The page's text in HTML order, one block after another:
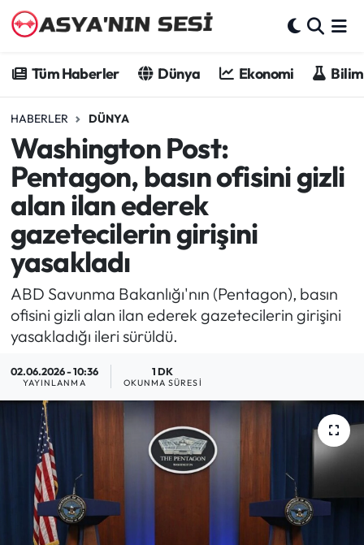
Tüm Haberler Dünya Ekonomi
HABERLER DÜNYA
Washington Post:
Pentagon, basın ofisini gizli
alan ilan ederek
gazetecilerin girişini
yasakladı
ABD Savunma Bakanlığı'nın (Pentagon), basın
ofisini gizli alan ilan ederek gazetecilerin girişini
yasakladığı ileri sürüldü.
02.06.2026 - 10:36
YAYINLANMA
1 DK
OKUNMA SÜRESI
Dünya
Ekonomi
Bilim - Teknoloji
Kültür - Sanat
Spor
Asya-Pasifik
Yazarlar